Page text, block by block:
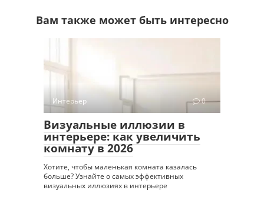
Вам также может быть интересно
Интерьер 0
Визуальные иллюзии в
интерьере: как увеличить
комнату в 2026
Хотите, чтобы маленькая комната казалась
больше? Узнайте о самых эффективных
визуальных иллюзиях в интерьере